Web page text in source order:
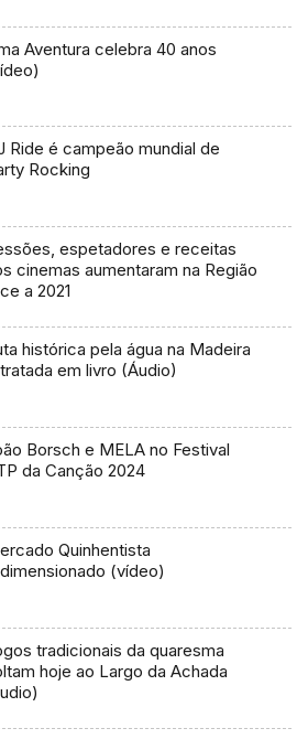
Aventura celebra 40 anos
Ride é campeão mundial de
Rocking
espetadores e receitas
cinemas aumentaram na Região
a 2021
histórica pela água na Madeira
em livro (Áudio)
Borsch e MELA no Festival
da Canção 2024
Quinhentista
(vídeo)
tradicionais da quaresma
hoje ao Largo da Achada